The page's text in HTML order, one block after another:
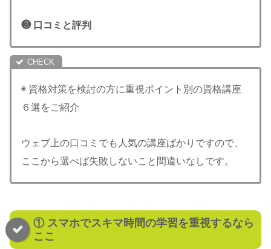
❸口コミと評判
◉ 資格対策を検討の方に重視ポイント別の資格講座
６選をご紹介
ウェブ上の口コミでも人気の講座ばかりですので、
ここから選べば失敗しないこと間違いなしです。
① スマホでスキマ時間の学習を重視するなら
ここ